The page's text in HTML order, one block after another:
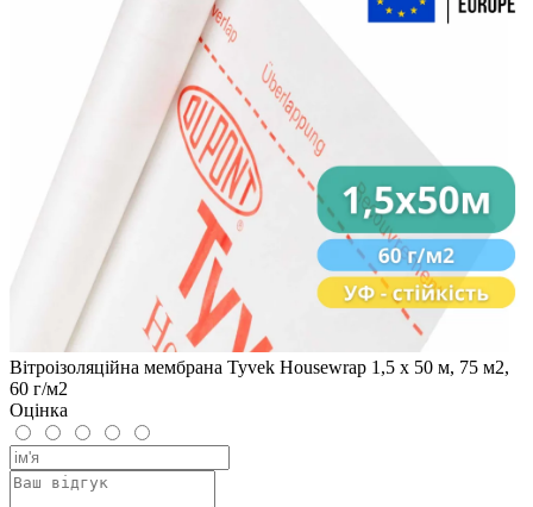
Вітроізоляційна мембрана Tyvek Housewrap 1,5 x 50 м, 75 м2,
60 г/м2
Оцінка